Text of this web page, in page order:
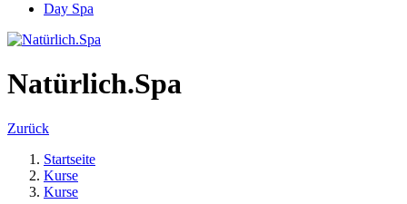
Day Spa
Natürlich.Spa
Zurück
Startseite
Kurse
Kurse